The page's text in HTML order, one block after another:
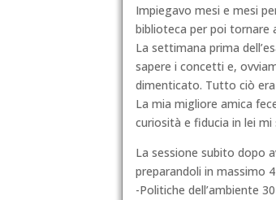
Impiegavo mesi e mesi
biblioteca per poi tornare
La settimana prima
sapere i concetti e,
dimenticato. Tutto ciò era
La mia migliore amica
curiosità e fiducia in lei
La sessione subito dopo
preparandoli in massimo
-Politiche dell’ambiente 30